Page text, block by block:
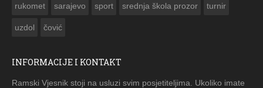
rukomet sarajevo sport srednja škola prozor turnir
uzdol čović
INFORMACIJE I KONTAKT
Ramski Vjesnik stoji na usluzi svim posjetiteljima. Ukoliko imate